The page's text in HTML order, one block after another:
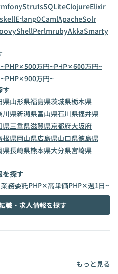
StrutsSQLiteClojureElixir
ErlangOCamlApacheSolr
ShellPerlmrubyAkkaSmarty
PHP✕500万円~PHP✕600万円~
PHP✕900万円~
す
県山形県福島県茨城県栃木県
川県新潟県富山県石川県福井県
県三重県滋賀県京都府大阪府
根県岡山県広島県山口県徳島県
県長崎県熊本県大分県宮崎県
を探す
務委託PHP✕高単価PHP✕週1日~
職・求人情報を探す
もっと見る